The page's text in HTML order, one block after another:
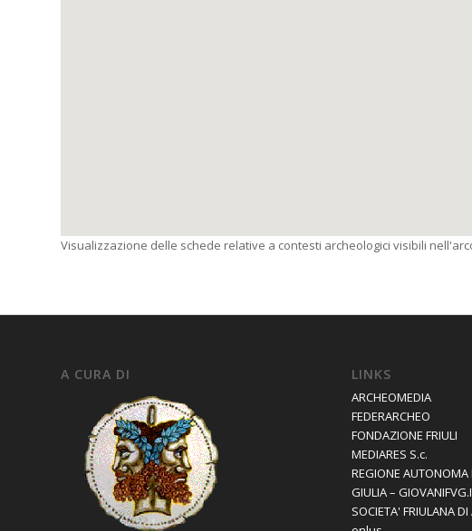
Visualizzazione delle schede relative a contesti archeologici visibili
A CURA DI LINKS
ARCHEOMEDIA
FEDERARCHEO
FONDAZIONE FRIULI
MEDIARES S.c.
REGIONE AUTONOMA
GIULIA –
SOCIETA' FRIULANA